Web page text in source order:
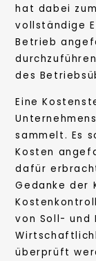
hat dabei
vollständige
Betrieb
des
Eine
sammelt. Es
Kosten
dafür
Gedanke der
von Soll- und
überprüft